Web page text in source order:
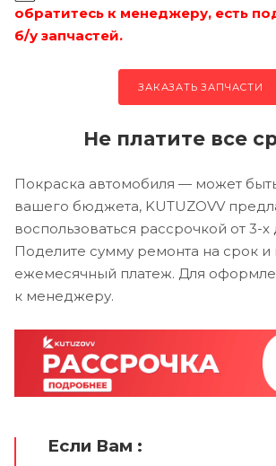
обратитесь к менеджеру, есть
б/у запчастей.
ЗАКАЗАТЬ ЗАПЧАСТИ
Не платите все
Покраска автомобиля — может
вашего бюджета, KUTUZOVV
воспользоваться рассрочкой от 3-х
Поделите сумму ремонта на срок и
ежемесячный платеж. Для
к менеджеру.
Если Вам :